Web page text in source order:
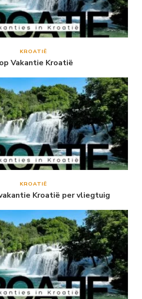
KROATIË
Vakantie Kroatië
KROATIË
Kroatië per vliegtuig